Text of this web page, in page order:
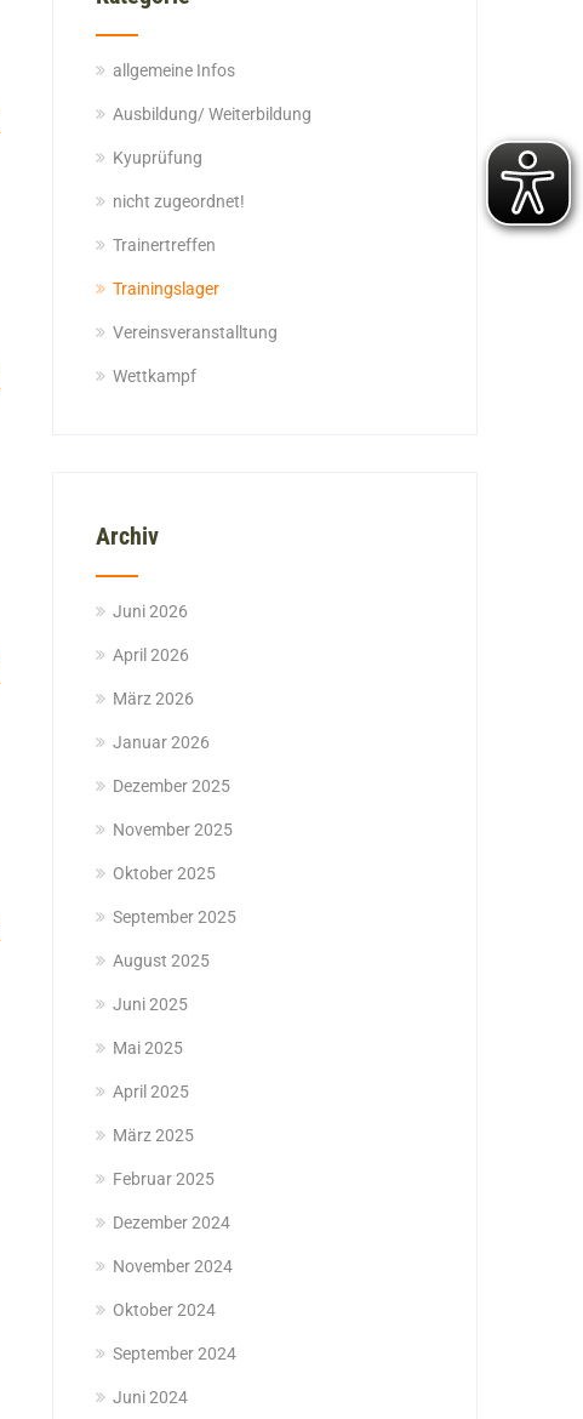
allgemeine Infos
Ausbildung/ Weiterbildung
Kyuprüfung
nicht zugeordnet!
Trainertreffen
Trainingslager
Vereinsveranstalltung
Wettkampf
Archiv
Juni 2026
April 2026
März 2026
Januar 2026
Dezember 2025
November 2025
Oktober 2025
September 2025
August 2025
Juni 2025
Mai 2025
April 2025
März 2025
Februar 2025
Dezember 2024
November 2024
Oktober 2024
September 2024
Juni 2024